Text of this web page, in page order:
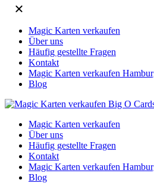
Magic Karten verkaufen
Über uns
Häufig gestellte Fragen
Kontakt
Magic Karten verkaufen
Blog
Magic Karten verkaufen
Über uns
Häufig gestellte Fragen
Kontakt
Magic Karten verkaufen
Blog